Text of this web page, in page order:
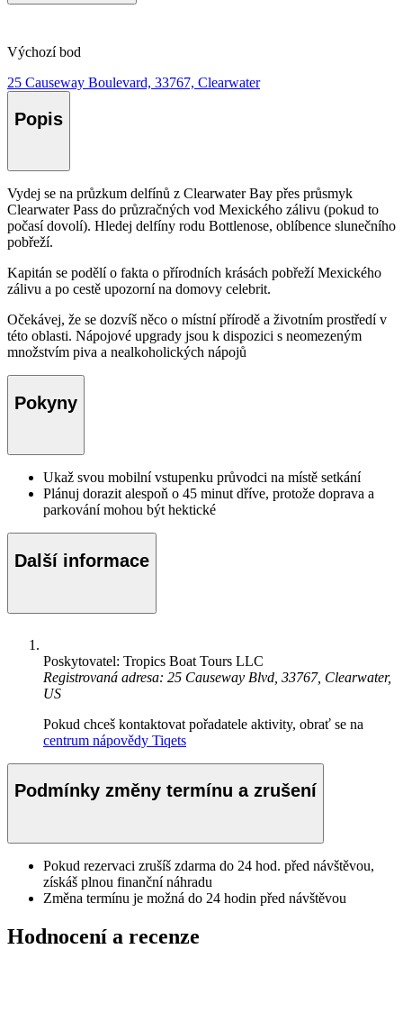
Výchozí bod
25 Causeway Boulevard, 33767, Clearwater
Popis
Vydej se na průzkum delfínů z Clearwater Bay přes průsmyk
Clearwater Pass do průzračných vod Mexického zálivu (pokud to
počasí dovolí). Hledej delfíny rodu Bottlenose, oblíbence slunečního
pobřeží.
Kapitán se podělí o fakta o přírodních krásách pobřeží Mexického
zálivu a po cestě upozorní na domovy celebrit.
Očekávej, že se dozvíš něco o místní přírodě a životním prostředí v
této oblasti. Nápojové upgrady jsou k dispozici s neomezeným
množstvím piva a nealkoholických nápojů
Pokyny
Ukaž svou mobilní vstupenku průvodci na místě setkání
Plánuj dorazit alespoň o 45 minut dříve, protože doprava a
parkování mohou být hektické
Další informace
Poskytovatel: Tropics Boat Tours LLC
Registrovaná adresa: 25 Causeway Blvd, 33767, Clearwater,
US
Pokud chceš kontaktovat pořadatele aktivity, obrať se na
centrum nápovědy Tiqets
Podmínky změny termínu a zrušení
Pokud rezervaci zrušíš zdarma do 24 hod. před návštěvou,
získáš plnou finanční náhradu
Změna termínu je možná do 24 hodin před návštěvou
Hodnocení a recenze